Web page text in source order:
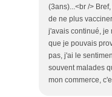
(3ans)...<br />
de ne plus
j'avais continué, je
que je pouvais
pas, j'ai le
souvent malades
mon commerce,